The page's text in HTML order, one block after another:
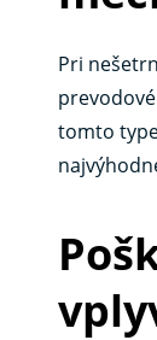
Pri
tomto